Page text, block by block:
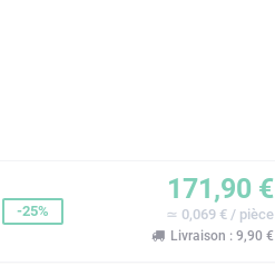
-25%
171,90 €
≃ 0,069 € / pièce
Livraison : 9,90 €